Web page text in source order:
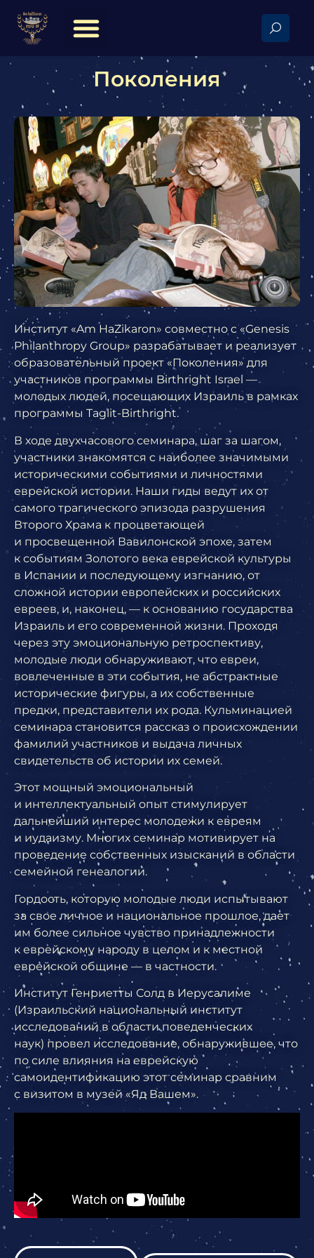
Поколения
Институт «Am HaZikaron» совместно с«Genesis
Philanthropy Group» разрабатывает и реализует
образовательный проект «Поколения»для
участников программы Birthright Israel —
молодых людей, посещающих Израиль в рамках
программы Taglit-Birthright.
В ходе двухчасового семинара, шаг за шагом,
участники знакомятся с наиболее значимыми
историческими событиями и личностями
еврейской истории. Наши гиды ведут их от
самого трагического эпизода разрушения
Второго Храма к процветающей
и просвещенной Вавилонской эпохе, затем
к событиям Золотого века еврейской культуры
в Испании и последующему изгнанию, от
сложной истории европейских и российских
евреев, и, наконец, — к основанию государства
Израиль и его современной жизни. Проходя
через эту эмоциональную ретроспективу,
молодые люди обнаруживают, что евреи,
вовлеченные в эти события, не абстрактные
исторические фигуры, а их собственные
предки, представители их рода. Кульминацией
семинара становится рассказ о происхождении
фамилий участников и выдача личных
свидетельств об истории их семей.
Этот мощный эмоциональный
и интеллектуальный опыт стимулирует
дальнейший интерес молодежи к евреям
и иудаизму. Многих семинар мотивирует на
проведение собственных изысканий в области
семейной генеалогии.
Гордость, которую молодые люди испытывают
за свое личное и национальное прошлое, дает
им более сильное чувство принадлежности
к еврейскому народу в целом и к местной
еврейской общине — в частности.
Институт Генриетты Солд в Иерусалиме
(Израильский национальный институт
исследований в области поведенческих
наук) провел исследование, обнаружившее, что
по силе влияния на еврейскую
самоидентификацию этот семинар сравним
с визитом в музей «Яд Вашем».